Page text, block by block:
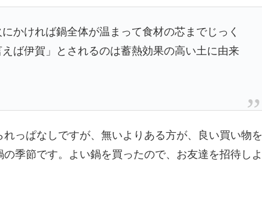
かければ鍋全体が温まって食材の芯までじっく
ば伊賀」とされるのは蓄熱効果の高い土に由来
っぱなしですが、無いよりある方が、良い買い物を
季節です。よい鍋を買ったので、お友達を招待しよ